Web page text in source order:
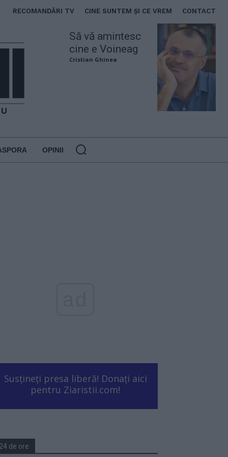
RECOMANDĂRI TV CINE SUNTEM ȘI CE VREM CONTACT
Să vă amintesc
cine e Voineag
Cristian Ghinea
OPINII
Susțineți presa liberă! Donați aici
pentru Ziaristii.com!
24 de ore